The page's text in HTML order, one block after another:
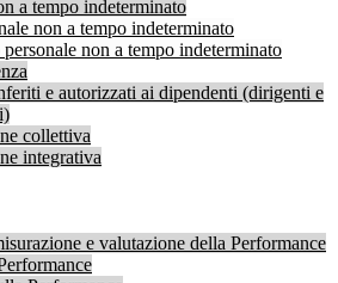
a tempo indeterminato
non a tempo indeterminato
personale non a tempo indeterminato
e autorizzati ai dipendenti (dirigenti e
collettiva
integrativa
e valutazione della Performance